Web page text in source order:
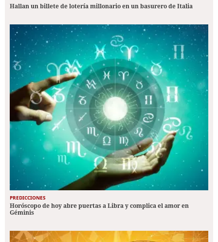
Hallan un billete de lotería millonario en un basurero de Italia
PREDICCIONES
Horóscopo de hoy abre puertas a Libra y complica el amor en
Géminis